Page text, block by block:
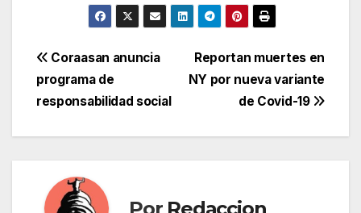
Navegación
de
entradas
Reportan muertes en
NY por nueva variante
de Covid-19
Coraasan anuncia
programa de
responsabilidad social